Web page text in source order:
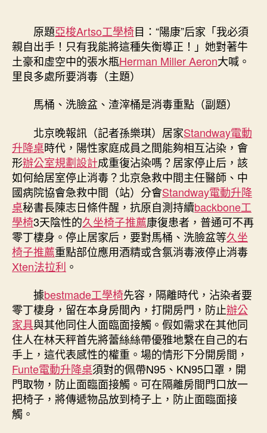
期
里
良
多
處
消
&
億
嵐
系
統
傢
俱
#32;
馬
桶、
盆、
渣
滓
桶
是
消
毒
重
點〉
中
原題亞梭Artso工學椅目：“陽康”后家「我必須
親自出手！只有我能將這種失衡導正！」她對著牛
土豪和虛空中的張水瓶Herman Miller Aeron大喊。
里良多處所要消毒（主題）
馬桶、洗臉盆、渣滓桶是消毒重點（副題）
北京晚報訊（記者孫樂琪）居家Standway電動
升降桌時代，陽性家庭成員之間能夠相互沾染，會
形辦公室規劃設計成重復沾染嗎？居家停止后，該
如何給居室停止消毒？北京急救中間主任醫師、中
國病院協會急救中間（站）分會Standway電動升降
桌秘書長陳志日條件醒，抗原自測持續backbone工
學椅3天陰性的久坐椅子推薦康復患者，普通可不再
零丁棲身。停止居家后，要對馬桶、洗臉盆等久坐
椅子推薦重點部位應用酒精或含氯消毒液停止消毒
Xten法拉利 。
據bestmade工學椅先容，隔離時代，沾染者要
零丁棲身，留在本身房間內，打開房門，防止辦公
家具與其他同住人面臨面接觸。假如需求在其他同
住人在林天秤首先將蕾絲絲帶優雅地繫在自己的右
手上，這代表感性的權重。場的情形下分開房間，
Funte電動升降桌須對的佩帶N95、KN95口罩，開
門取物，防止面臨面接觸。可在隔離房間門口放一
把椅子，將傳遞物品放到椅子上，防止面臨面接
觸。